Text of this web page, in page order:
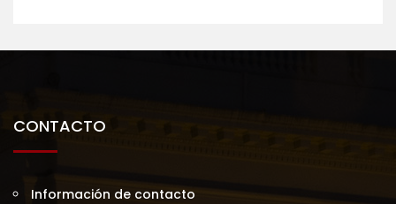
CONTACTO
Información de contacto